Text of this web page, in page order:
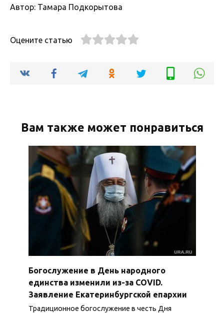
Автор: Тамара Подкорытова
Оцените статью
Вам также может понравиться
Богослужение в День народного
единства изменили из-за COVID.
Заявление Екатеринбургской епархии
Традиционное богослужение в честь Дня